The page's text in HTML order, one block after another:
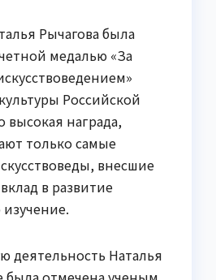
Рычагова была
медалью «За
Российской
награда,
только самые
внесшие
в развитие
изучение.
деятельность Наталья